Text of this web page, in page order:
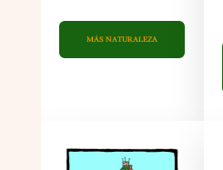
MÁS NATURALEZA